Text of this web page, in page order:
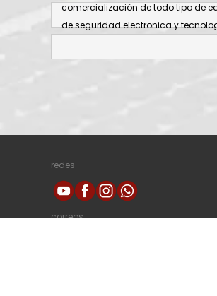
comercialización de todo tipo de
de seguridad electronica y
redes
correos